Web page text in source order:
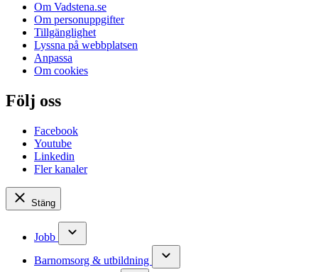
Om Vadstena.se
Om personuppgifter
Tillgänglighet
Lyssna på webbplatsen
Anpassa
Om cookies
Följ oss
Facebook
Youtube
Linkedin
Fler kanaler
Stäng
Jobb
Barnomsorg & utbildning